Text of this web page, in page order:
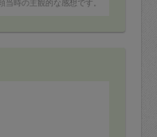
当時の主観的な感想です。